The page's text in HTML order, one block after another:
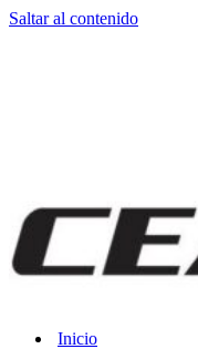
Saltar al contenido
Inicio